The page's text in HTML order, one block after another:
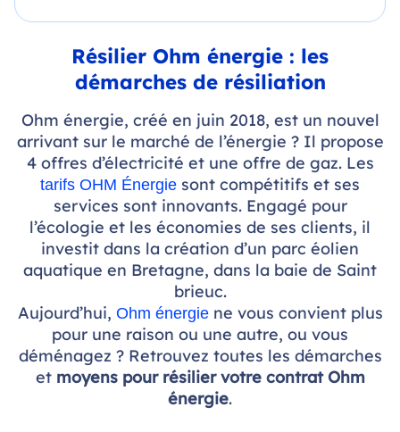
Résilier Ohm énergie : les
démarches de résiliation
Ohm énergie, créé en juin 2018, est un nouvel
arrivant sur le marché de l’énergie ? Il propose
4 offres d’électricité et une offre de gaz. Les
tarifs OHM Énergie sont compétitifs et ses
services sont innovants. Engagé pour
l’écologie et les économies de ses clients, il
investit dans la création d’un parc éolien
aquatique en Bretagne, dans la baie de Saint
brieuc.
Aujourd’hui, Ohm énergiene vous convient plus
pour une raison ou une autre, ou vous
déménagez ? Retrouvez toutes les démarches
et moyens pour résilier votre contrat Ohm
énergie.